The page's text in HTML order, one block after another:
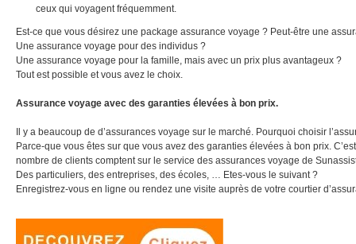
ceux qui voyagent fréquemment.
Est-ce que vous désirez une package assurance voyage ? Peut-être une
Une assurance voyage pour des individus ?
Une assurance voyage pour la famille, mais avec un prix plus avantageux ?
Tout est possible et vous avez le choix.
Assurance voyage avec des garanties élevées à bon prix.
Il y a beaucoup de d’assurances voyage sur le marché. Pourquoi choisir
Parce-que vous êtes sur que vous avez des garanties élevées à bon prix.
nombre de clients comptent sur le service des assurances voyage de
Des particuliers, des entreprises, des écoles, … Etes-vous le suivant ?
Enregistrez-vous en ligne ou rendez une visite auprès de votre courtier